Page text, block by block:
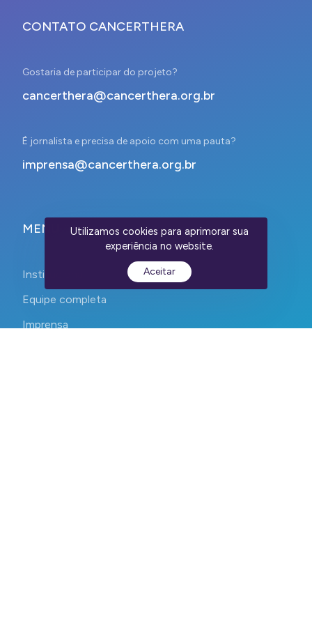
CONTATO CANCERTHERA
Gostaria de participar do projeto?
cancerthera@cancerthera.org.br
É jornalista e precisa de apoio com uma pauta?
imprensa@cancerthera.org.br
MENU
Institucional
Equipe completa
Imprensa
Utilizamos cookies para aprimorar sua
experiência no website.
Aceitar